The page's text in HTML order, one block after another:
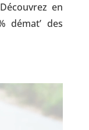
en
démat’ des